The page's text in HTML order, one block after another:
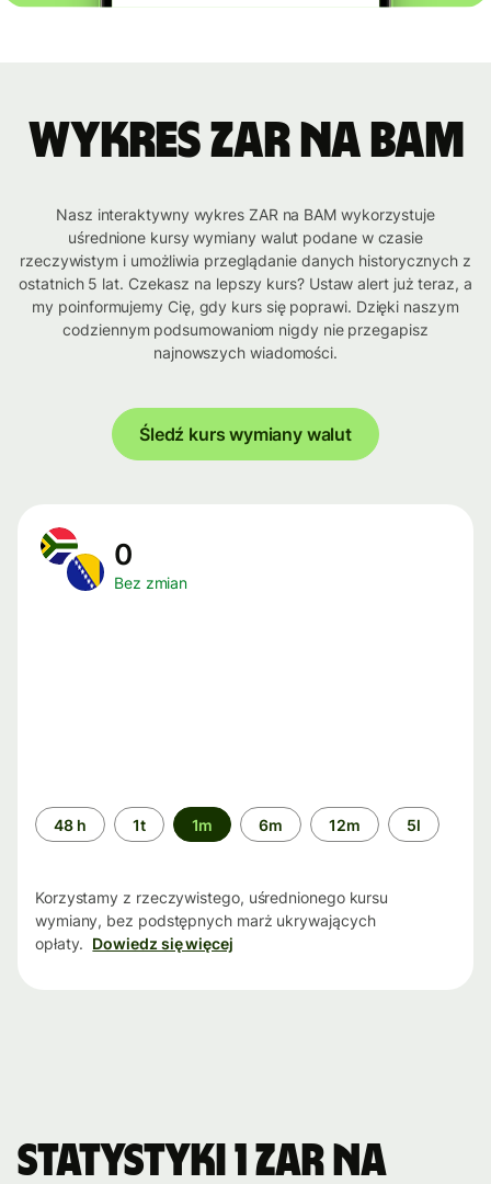
Wykres ZAR na BAM
Nasz interaktywny wykres ZAR na BAM wykorzystuje
uśrednione kursy wymiany walut podane w czasie
rzeczywistym i umożliwia przeglądanie danych historycznych z
ostatnich 5 lat. Czekasz na lepszy kurs? Ustaw alert już teraz, a
my poinformujemy Cię, gdy kurs się poprawi. Dzięki naszym
codziennym podsumowaniom nigdy nie przegapisz
najnowszych wiadomości.
Śledź kurs wymiany walut
0
Bez zmian
Przedział
czasu
48 h 1t 1m 6m 12m 5l
Korzystamy z rzeczywistego, uśrednionego kursu
wymiany, bez podstępnych marż ukrywających
opłaty. Dowiedz się więcej
Statystyki 1 ZAR na